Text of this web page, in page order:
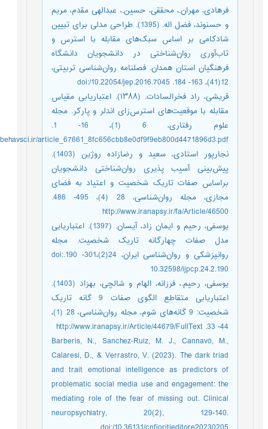
فرهادی، مهران.، محققی، حسین.، عبدالهی مقدم، مریم
و حسنوند، فضل اله. (1395). طراحی مدلی برای تبیین
شادکامی بر اساس سبک‏‌های مقابله با استرس و
تاب‏‌آوری روان‌شناختی در دانشجویان دانشگاه
فرهنگیان استان همدان. فصلنامه روان‌شناسی تربیتی،
12(41)، 163‌- 184. doi:/10.22054/jep.2016.7045
قریشی، راد فخرالسادات. (۱۳۸۸). اعتباریابی مقیاس
مقابله با موقعیت‌های استرس‌زای اندلر و پارکر. مجله
علوم رفتاری، 6 (1)، 16‌- 1.
article_67661_8fc656cbb8e0df9f9eb800d4471896d3.pdf
نجارپور استادی، سعید و رضازاده روژین (1403).
پیش‌بینی آسیب پذیری روان‌شناختی دانشجویان
براساس صفات تاریک شخصیت و اعتیاد به فضای
مجازی، مجله روان‌شناسی، 28 (4)، 495‌- 486.
http://www.iranapsy.ir/fa/Article/46500
یوسفی، رحیم و ایمان زاد، آیسان. (1397). اعتباریایی
مدل صفات چهارگانه تاریک شخصیت. مجله
روا‌نپزشکی و روان‌شناسی ایران، 24(2)،301‌- 190.doi:
10.32598/ijpcp.24.2.190
یوسفی، رحیم.، فرزانه، الهام و شالچی، بهزاد (1403).
اعتباریابی متقاطع الگوی صفات 9 گانه تاریک
شخصیت: 9 گانه‌های شوم، مجله روان‌شناسی، 28 (1)،
44‌- 33. http://www.iranapsy.ir/Article/44679/FullText
Barberis, N., Sanchez-Ruiz, M. J., Cannavò, M.,
Calaresi, D., & Verrastro, V. (2023). The dark triad
and trait emotional intelligence as predictors of
problematic social media use and engagement: the
mediating role of the fear of missing out. Clinical
neuropsychiatry, 20(2), 129-140.